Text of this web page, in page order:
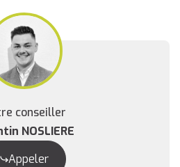
conseiller
NOSLIERE
Appeler